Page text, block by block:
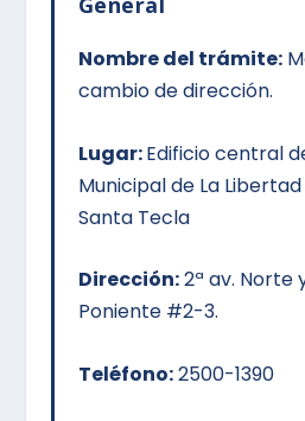
Nombre del trámite:
cambio de dirección.
Lugar:Edificio central
Municipal de La
Santa Tecla
Dirección:2ª av. Norte
Poniente #2-3.
Teléfono:2500-1390